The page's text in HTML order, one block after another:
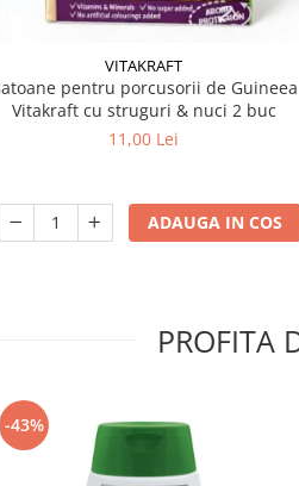
VITAKRAFT
pentru porcusorii de Guineea
Vitakraft cu struguri & nuci 2 buc
11,00 Lei
ADAUGA IN COS
PROFITA
-43%